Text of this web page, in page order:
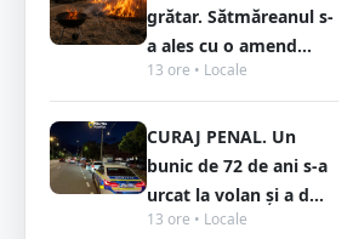
grătar. Sătmăreanul s-
a ales cu o amend...
13 ore • Locale
CURAJ PENAL. Un
bunic de 72 de ani s-a
urcat la volan și a d...
13 ore • Locale